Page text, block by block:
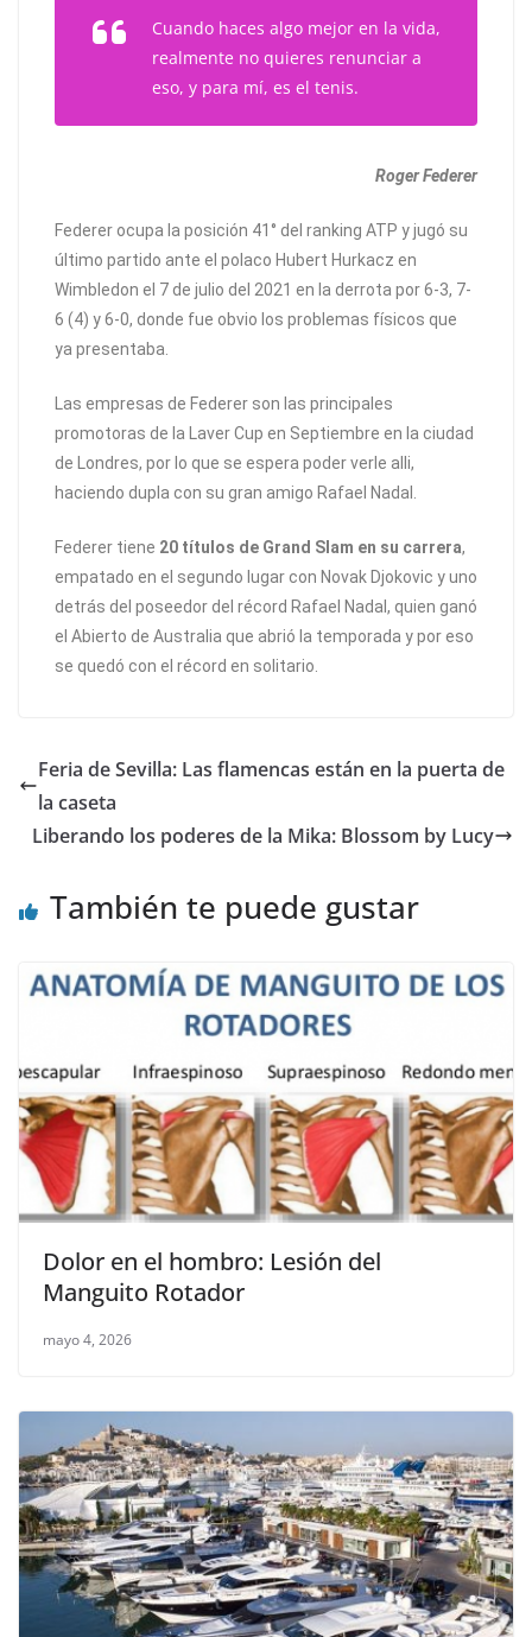
Cuando haces algo mejor en la vida,
realmente no quieres renunciar a
eso, y para mí, es el tenis.
Roger Federer
Federer ocupa la posición 41° del ranking ATP y jugó su
último partido ante el polaco Hubert Hurkacz en
Wimbledon el 7 de julio del 2021 en la derrota por 6-3, 7-
6 (4) y 6-0, donde fue obvio los problemas físicos que
ya presentaba.
Las empresas de Federer son las principales
promotoras de la Laver Cup en Septiembre en la ciudad
de Londres, por lo que se espera poder verle alli,
haciendo dupla con su gran amigo Rafael Nadal.
Federer tiene 20 títulos de Grand Slam en su carrera,
empatado en el segundo lugar con Novak Djokovic y uno
detrás del poseedor del récord Rafael Nadal, quien ganó
el Abierto de Australia que abrió la temporada y por eso
se quedó con el récord en solitario.
Feria de Sevilla: Las flamencas están en la puerta de
la caseta
Liberando los poderes de la Mika: Blossom by Lucy
También te puede gustar
Dolor en el hombro: Lesión del
Manguito Rotador
mayo 4, 2026